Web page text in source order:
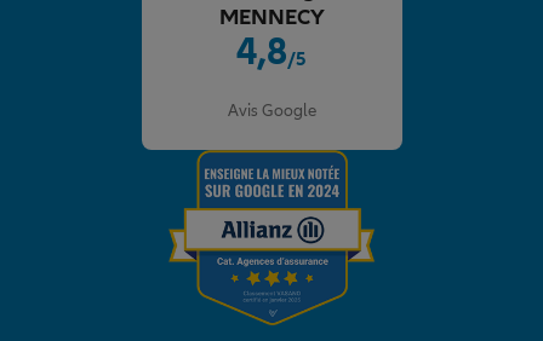
Investissements immobiliers
Transmission
Départ à la retraite
Préparer l’avenir
Assurance habitation
Le Pack Famille
Garantie des accidents de la vie
Allianz en France
4,8/5
Avis Google
MENNECY